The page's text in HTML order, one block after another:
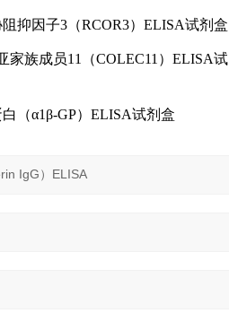
阻抑因子3（RCOR3）ELISA试剂盒
家族成员11（COLEC11）ELISA试
（α1 β-GP）ELISA试剂盒